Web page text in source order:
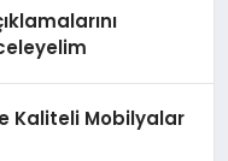
Kaliteli Mobilyalar